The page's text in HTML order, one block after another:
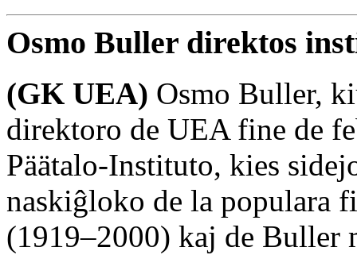
Osmo Buller direktos
(GK UEA) Osmo Buller,
direktoro de UEA fine de
Päätalo-Instituto, kies
naskiĝloko de la populara
(1919–2000) kaj de Buller